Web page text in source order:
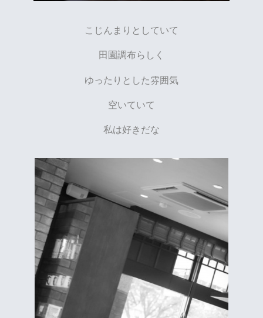
こじんまりとしていて
田園調布らしく
ゆったりとした雰囲気
空いていて
私は好きだな